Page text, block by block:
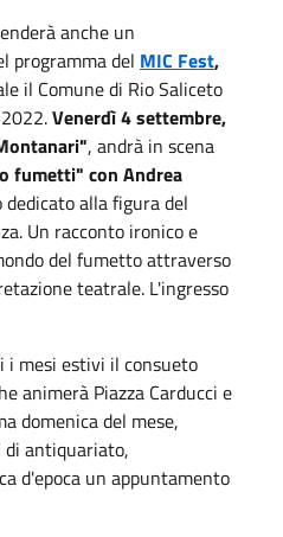
anche un
programma del MIC Fest,
il Comune di Rio Saliceto
Venerdì 4 settembre,
, andrà in scena
fumetti" con Andrea
dedicato alla figura del
Un racconto ironico e
del fumetto attraverso
teatrale. L'ingresso
mesi estivi il consueto
animerà Piazza Carducci e
domenica del mese,
di antiquariato,
d'epoca un appuntamento